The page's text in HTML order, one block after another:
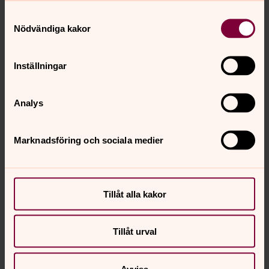
Nödvändiga kakor
Inställningar
Analys
Marknadsföring och sociala medier
Tillåt alla kakor
Tillåt urval